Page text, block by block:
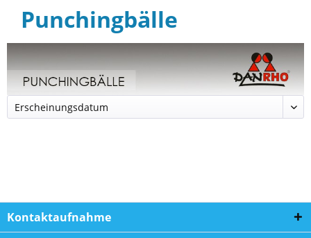
Punchingbälle
Kontaktaufnahme